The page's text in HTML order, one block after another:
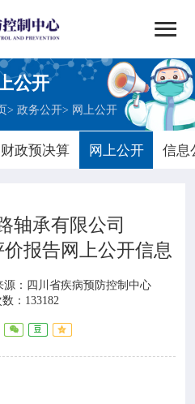

公开
>政务公开> 网上公开
财政预决算 网上公开 信息



轴承有限公司
报告网上公开信息
源： 四川省疾病预防控制中心
：133182